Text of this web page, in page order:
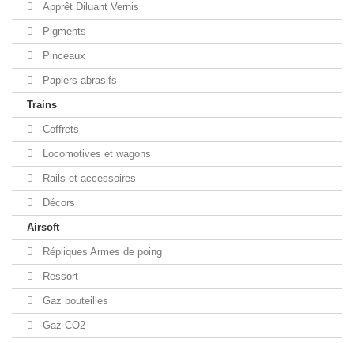
Apprêt Diluant Vernis
Pigments
Pinceaux
Papiers abrasifs
Trains
Coffrets
Locomotives et wagons
Rails et accessoires
Décors
Airsoft
Répliques Armes de poing
Ressort
Gaz bouteilles
Gaz CO2